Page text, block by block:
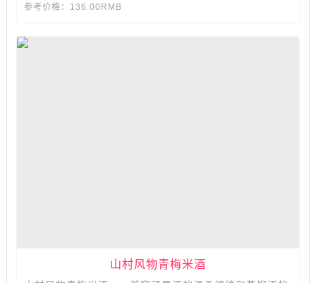
佩戴舒适，质地细腻均匀宛如丝绒，采用镂空的线条设
参考价格：136.00RMB
山村风物青梅米酒